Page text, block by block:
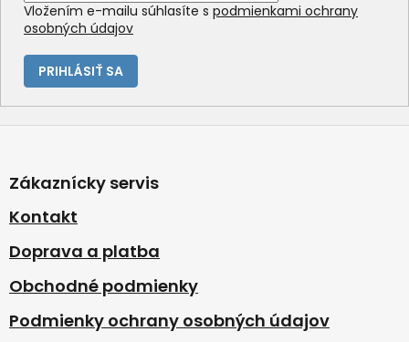
Vložením e-mailu súhlasíte s podmienkami ochrany
osobných údajov
PRIHLÁSIŤ SA
Z
p
ä
e
Zákaznícky servis
Kontakt
Doprava a platba
Obchodné podmienky
Podmienky ochrany osobných údajov